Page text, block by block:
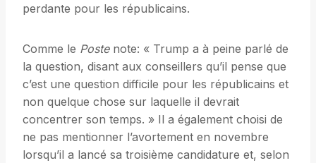
perdante pour les républicains.
Comme le Postenote: « Trump a à peine parlé de
la question, disant aux conseillers qu’il pense que
c’est une question difficile pour les républicains et
non quelque chose sur laquelle il devrait
concentrer son temps. » Il a également choisi de
ne pas mentionner l’avortement en novembre
lorsqu’il a lancé sa troisième candidature et, selon